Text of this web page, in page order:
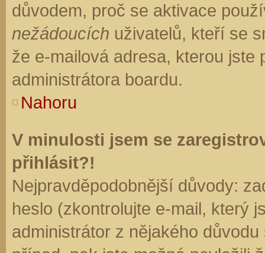
důvodem, proč se aktivace
nežádoucích uživatelů, kteří se
že e-mailová adresa, kterou jste
administrátora boardu.
Nahoru
V minulosti jsem se
přihlásit?!
Nejpravděpodobnější důvody:
heslo (zkontrolujte e-mail, který
administrátor z nějakého